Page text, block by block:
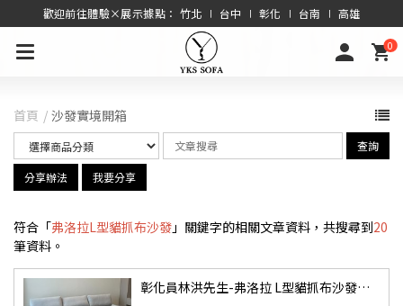
歡迎前往體驗×展示據點： 竹北 ∣ 台中 ∣ 彰化 ∣ 台南 ∣ 高雄
0
首頁 沙發實境開箱
查詢
分享辦法 我要分享
符合「弗洛拉L型貓抓布沙發 」關鍵字的相關文章資料，共搜尋到20
筆資料。
彰化員林洪先生-弗洛拉 L型貓抓布沙發｜沙發開箱心得